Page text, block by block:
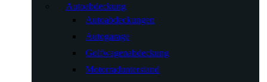
Autoabdeckung
Autoabdeckungen
Autogarage
Golfwagenabdeckung
Motorradunterstand